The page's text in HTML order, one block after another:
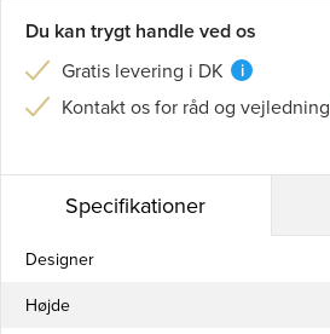
Du kan trygt handle ved os
Gratis levering i DK i
Kontakt os for råd og vejledning
Specifikationer
Designer
Højde